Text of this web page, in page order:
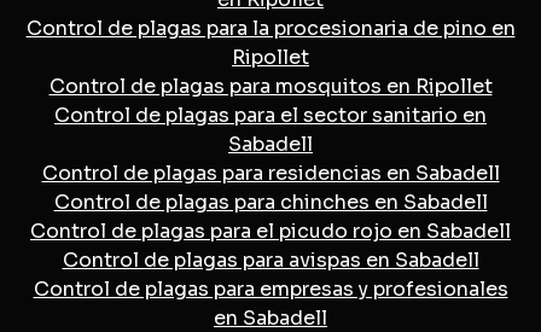
Control de plagas para la procesionaria de pino en
Ripollet
Control de plagas para mosquitos en Ripollet
Control de plagas para el sector sanitario en
Sabadell
Control de plagas para residencias en Sabadell
Control de plagas para chinches en Sabadell
Control de plagas para el picudo rojo en Sabadell
Control de plagas para avispas en Sabadell
Control de plagas para empresas y profesionales
en Sabadell